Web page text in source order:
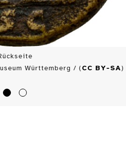
Württemberg / ( CC BY-SA)